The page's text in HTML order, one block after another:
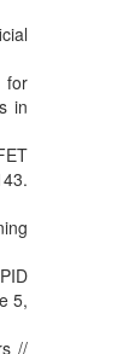
for
in
5,
//